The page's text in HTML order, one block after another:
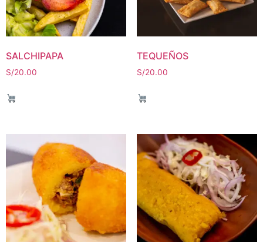
SALCHIPAPA
S/20.00
TEQUEÑOS
S/20.00